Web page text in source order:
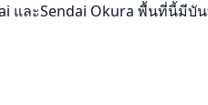
และSendai Okura พื้นที่นี้มี